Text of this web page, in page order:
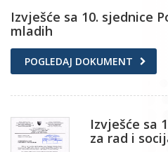
Izvješće sa 10. sjednice
mladih
POGLEDAJ DOKUMENT
Izvješće sa
za rad i